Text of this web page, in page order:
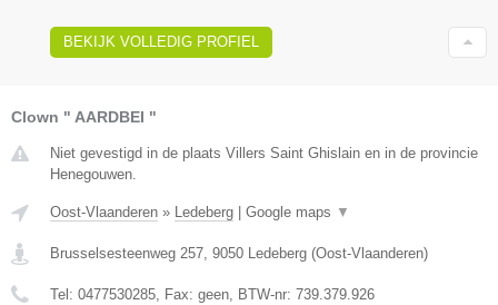
BEKIJK VOLLEDIG PROFIEL
Clown " AARDBEI "
Niet gevestigd in de plaats Villers Saint Ghislain en in de provincie
Henegouwen.
Oost-Vlaanderen » Ledeberg Google maps ▼
Brusselsesteenweg 257, 9050 Ledeberg (Oost-Vlaanderen)
Tel: 0477530285, Fax: geen, BTW-nr: 739.379.926